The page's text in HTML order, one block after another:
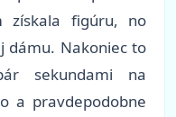
získala figúru, no
dámu. Nakoniec to
sekundami na
a pravdepodobne